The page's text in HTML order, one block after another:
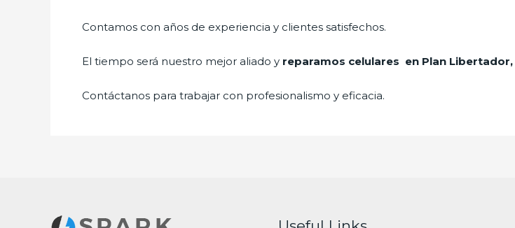
Contamos con años de experiencia y clientes satisfechos.
El tiempo será nuestro mejor aliado y reparamos celulares en Plan Libertador,
Contáctanos para trabajar con profesionalismo y eficacia.